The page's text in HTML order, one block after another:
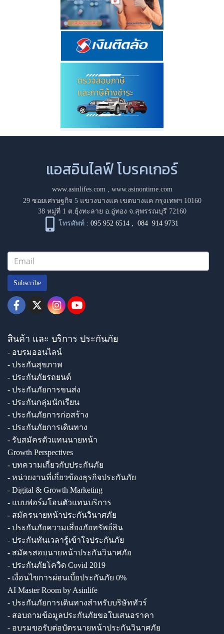
แอสอินไลฟ์ โบรคเกอร์
www.asinlifes.com, www.asinontime.com
29 ซอยเศรษฐกิจ 5 แขวงบางแค เขตบางแค กรุงเทพฯ 10160
38 หมู่ที่ 1 ต.ยุ้งทะลาย อ.อู่ทอง จ.สุพรรณบุรี 72160
โทรศัพท์ : 095 952 6514 ,084 914 9731
Subscribe
สินค้า และ บริการ ประกันภัย
- อบรมออนไลน์
- ประกันสุขภาพ
- ประกันภัยรถยนต์
- ประกันภัยการขนส่ง
- ประกันกลุ่มนักเรียน
- ประกันภัยการก่อสร้าง
- ประกันภัยการเดินทาง
- รับสมัครตัวแทนนายหน้า
Growth Perspectives
- บทความเกี่ยวกับประกันภัย
- หน่วยงานที่เกี่ยวข้องธุรกิจประกันภัย
- Digital & Growth Marketing
- แบบฟอร์มโอนตัวแทนบริการ
- สมัครนายหน้าประกันวินาศภัย
- ประกันภัยความเสี่ยงภัยทรัพย์สิน
- ประกันทันเวลารู้เข้าใจประกันภัย
- สมัครสอบนายหน้าประกันวินาศภัย
- ประกันภัยโควิด Covid 2019
- เงื่อนไขการผ่อนเบี้ยประกันภัย 0%
AI Master Room by Asinlife
- ประกันภัยการเดินทางสำหรับบริษัททัวร์
- สอบถามข้อมูลประกันภัยขอใบเสนอราคา
- อบรมขอรับต่อบัตรนายหน้าประกันวินาศภัย